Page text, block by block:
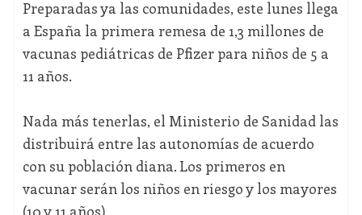
Preparadas ya las comunidades, este lunes llega
a España la primera remesa de 1,3 millones de
vacunas pediátricas de Pfizer para niños de 5 a
11 años.
Nada más tenerlas, el Ministerio de Sanidad las
distribuirá entre las autonomías de acuerdo
con su población diana. Los primeros en
vacunar serán los niños en riesgo y los mayores
(10 y 11 años)